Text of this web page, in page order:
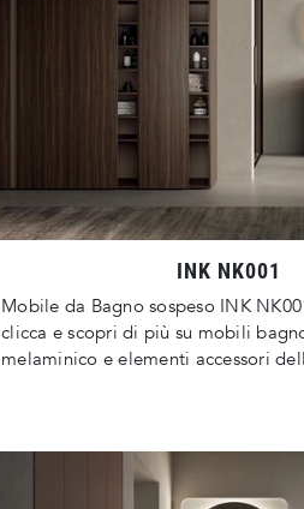
INK NK001
Mobile da Bagno sospeso INK
clicca e scopri di più su mobili
melaminico e elementi accessori